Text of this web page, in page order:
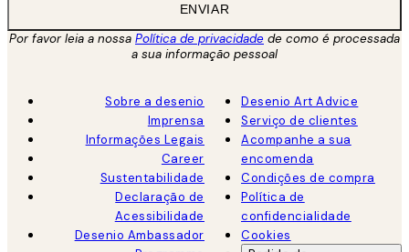
ENVIAR
Por favor leia a nossa Política de privacidade de como é processada
a sua informação pessoal
Sobre a desenio
Imprensa
Informações Legais
Career
Sustentabilidade
Declaração de
Acessibilidade
Desenio Ambassador
Desenio Art Advice
Serviço de clientes
Acompanhe a sua
encomenda
Condições de compra
Política de
confidencialidade
Cookies